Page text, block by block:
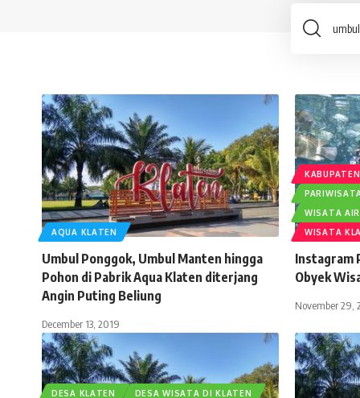
AQUA KLATEN
Umbul Ponggok, Umbul Manten hingga
Pohon di Pabrik Aqua Klaten diterjang
Angin Puting Beliung
December 13, 2019
WISATA
WISATA
Instagram
Obyek
November 29,
DESA KLATEN
DESA WISATA DI KLATEN